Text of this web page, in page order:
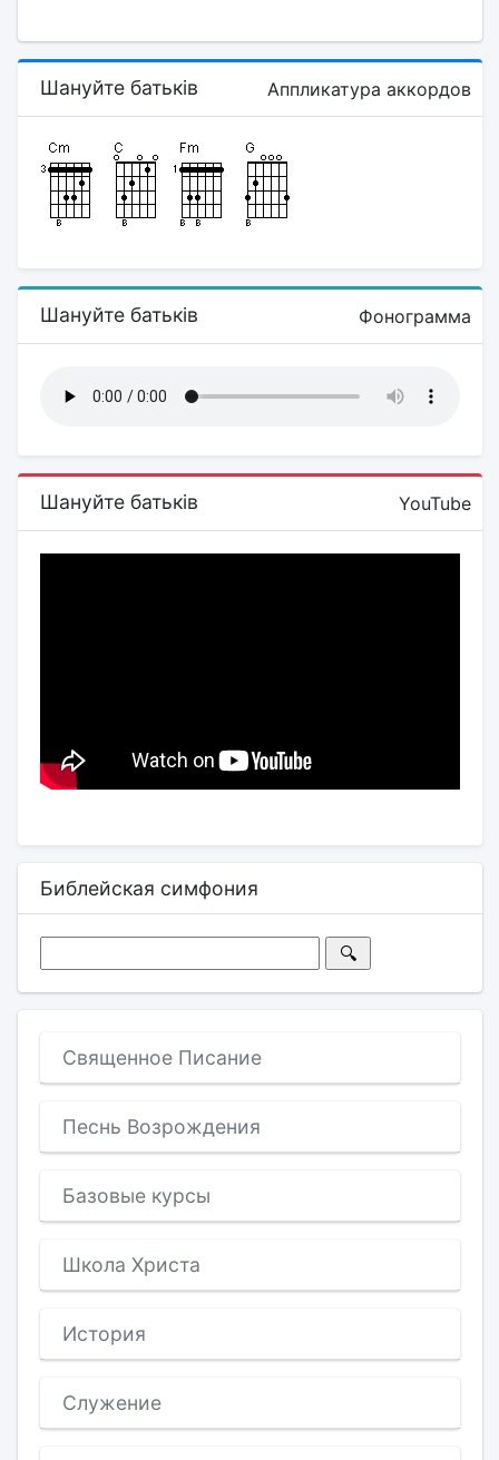
Шануйте батьків Аппликатура аккордов
Шануйте батьків Фонограмма
Шануйте батьків YouTube
Библейская симфония
Священное Писание
Песнь Возрождения
Базовые курсы
Школа Христа
История
Служение